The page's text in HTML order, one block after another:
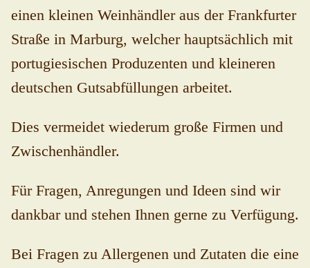
einen kleinen Weinhändler aus der Frankfurter
Straße in Marburg, welcher hauptsächlich mit
portugiesischen Produzenten und kleineren
deutschen Gutsabfüllungen arbeitet.
Dies vermeidet wiederum große Firmen und
Zwischenhändler.
Für Fragen, Anregungen und Ideen sind wir
dankbar und stehen Ihnen gerne zu Verfügung.
Bei Fragen zu Allergenen und Zutaten die eine